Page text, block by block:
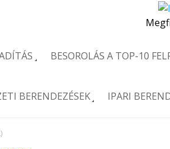
BESOROLÁS A TOP-10
BERENDEZÉSEK IPARI